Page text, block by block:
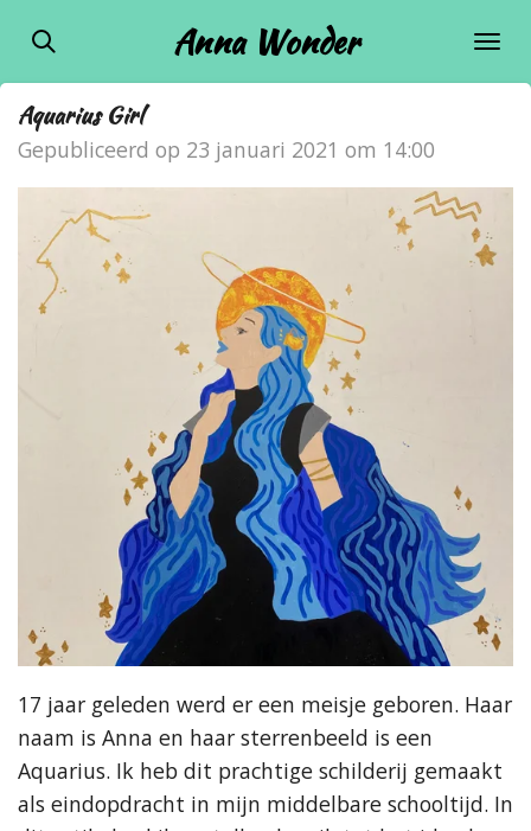
Ga
direct
de
hoofdinhoud
Anna Wonder
Aquarius Girl
Gepubliceerd op 23 januari 2021 om 14:00
17 jaar geleden werd er een meisje geboren. Haar
naam is Anna en haar sterrenbeeld is een
Aquarius. Ik heb dit prachtige schilderij gemaakt
als eindopdracht in mijn middelbare schooltijd. In